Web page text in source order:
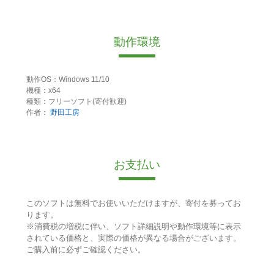
動作環境
動作OS：Windows 11/10
機種：x64
種類：フリーソフト(寄付歓迎)
作者： 野田工房
お支払い
このソフトは無料でお使いいただけますが、寄付を募ってお
ります。
※消費税の増税に伴い、ソフト詳細説明や動作環境等に表示
されている価格と、実際の価格が異なる場合がございます。
ご購入前に必ずご確認ください。